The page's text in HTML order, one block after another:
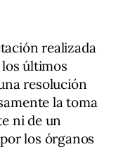
realizada
últimos
resolución
la toma
ni de un
los órganos